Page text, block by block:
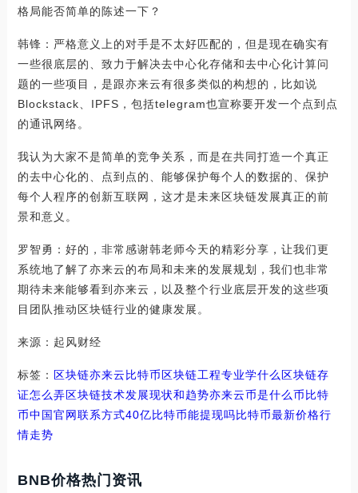
格局能否简单的陈述一下？
韩锋：严格意义上的对手是不太好匹配的，但是现在确实有
一些很底层的、致力于解决去中心化存储和去中心化计算问
题的一些项目，是跟亦来云有很多类似的构想的，比如说
Blockstack、IPFS，包括telegram也宣称要开发一个点到点
的通讯网络。
我认为大家不是简单的竞争关系，而是在共同打造一个真正
的去中心化的、点到点的、能够保护每个人的数据的、保护
每个人程序的创新互联网，这才是未来区块链发展真正的前
景和意义。
罗智勇：好的，非常感谢韩老师今天的精彩分享，让我们更
系统地了解了亦来云的布局和未来的发展规划，我们也非常
期待未来能够看到亦来云，以及整个行业底层开发的这些项
目团队推动区块链行业的健康发展。
来源：起风财经
标签： 区块链亦来云 比特币区块链工程专业学什么 区块链存
证怎么弄区块链技术发展现状和趋势亦来云币是什么币比特
币中国官网联系方式40亿比特币能提现吗比特币最新价格行
情走势
BNB价格热门资讯